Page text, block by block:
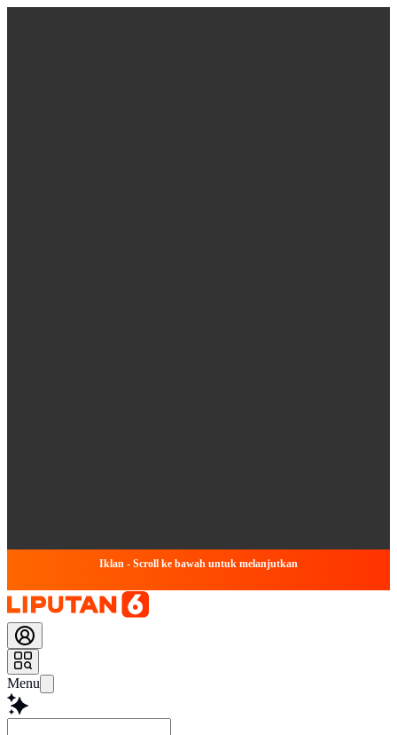
Iklan - Scroll ke bawah untuk melanjutkan
Menu